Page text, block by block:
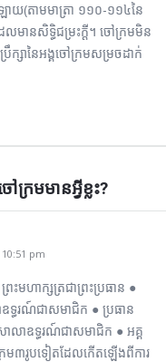
ាយ(តាមមាត្រា ១១០-១១៤នៃ
លមានសិទ្ធិជម្រះក្ដី។ ចៅក្រមមិន
រឹក្សានៃអង្គចៅក្រមសម្រចដាក់
ក្រមមានអ្វីខ្លះ?
pm
ះមហាក្សត្រជាព្រះប្រធាន ●
ទ្ធរណ៍ជាសមាជិក ● ប្រធាន
ាលាឧទ្ធរណ៍ជាសមាជិក ● អគ្គ
ម៣រូបទៀតដែលកើតឡើងពីការ